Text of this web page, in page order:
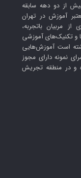
از دو دهه سابقه
آموزش در تهران
مربیان باتجربه،
و تکنیک‌های آموزشی
است آموزش‌هایی
نمونه دارای مجوز
و در منطقه تجریش